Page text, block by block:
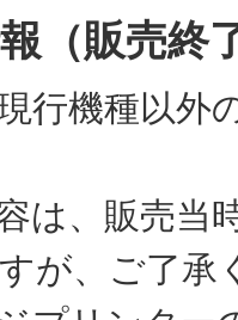
（販売終
行機種以外
は、販売当
が、ご了承